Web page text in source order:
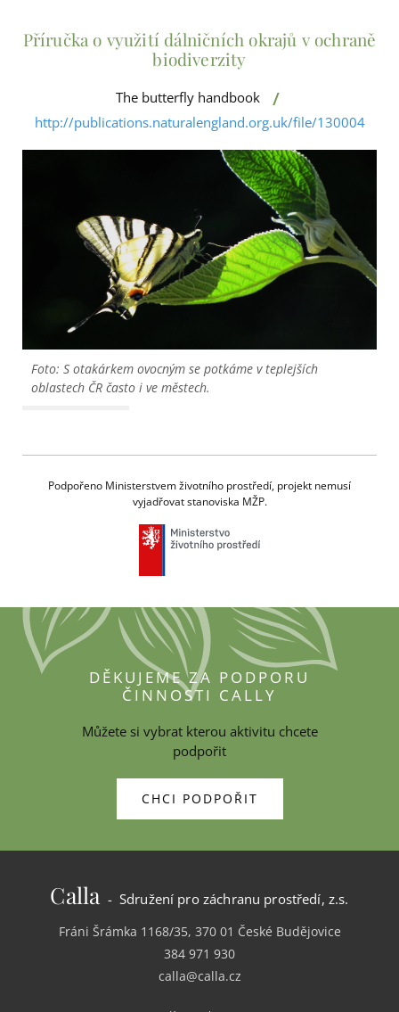
Příručka o využití dálničních okrajů v ochraně
biodiverzity
The butterfly handbook /
http://publications.naturalengland.org.uk/file/130004
Foto: S otakárkem ovocným se potkáme v teplejších
oblastech ČR často i ve městech.
Podpořeno Ministerstvem životního prostředí, projekt nemusí
vyjadřovat stanoviska MŽP.
DĚKUJEME ZA PODPORU
ČINNOSTI CALLY
Můžete si vybrat kterou aktivitu chcete
podpořit
CHCI PODPOŘIT
Calla - Sdružení pro záchranu prostředí, z.s.
Fráni Šrámka 1168/35, 370 01 České Budějovice
384 971 930
calla@calla.cz